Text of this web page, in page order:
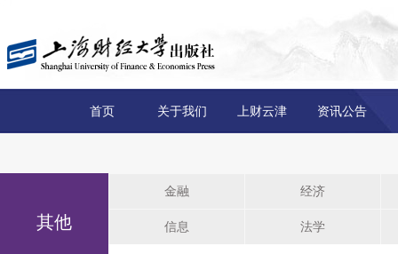
首页 关于我们 上财云津 资讯公告
其他
金融 经济
信息 法学